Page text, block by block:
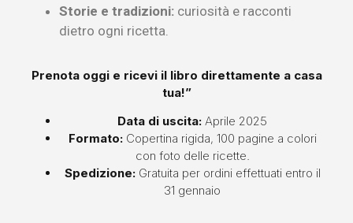
Storie e tradizioni: curiosità e racconti
dietro ogni ricetta.
Prenota oggi e ricevi il libro direttamente a casa
tua!”
Data di uscita: Aprile 2025
Formato:Copertina rigida, 100 pagine a colori
con foto delle ricette.
Spedizione:Gratuita per ordini effettuati entro il
31 gennaio